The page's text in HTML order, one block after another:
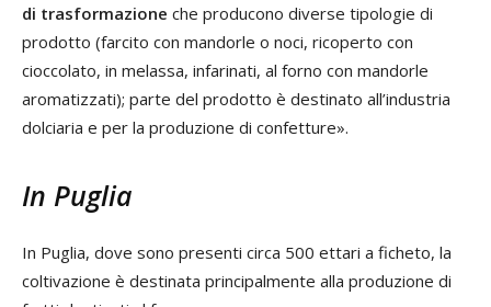
di trasformazione che producono diverse tipologie di
prodotto (farcito con mandorle o noci, ricoperto con
cioccolato, in melassa, infarinati, al forno con mandorle
aromatizzati); parte del prodotto è destinato all’industria
dolciaria e per la produzione di confetture».
In Puglia
In Puglia, dove sono presenti circa 500 ettari a ficheto, la
coltivazione è destinata principalmente alla produzione di